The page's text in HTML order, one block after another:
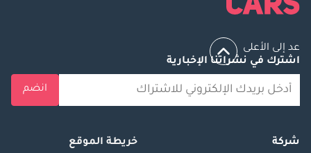
عد إلى الأعلى
اشترك في نشراتنا الإخبارية
انضم
شركة
خريطة الموقع